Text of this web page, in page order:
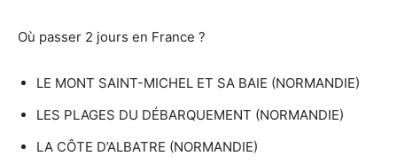
Où passer 2 jours en France ?
LE MONT SAINT-MICHEL ET SA BAIE (NORMANDIE)
LES PLAGES DU DÉBARQUEMENT (NORMANDIE)
LA CÔTE D’ALBATRE (NORMANDIE)